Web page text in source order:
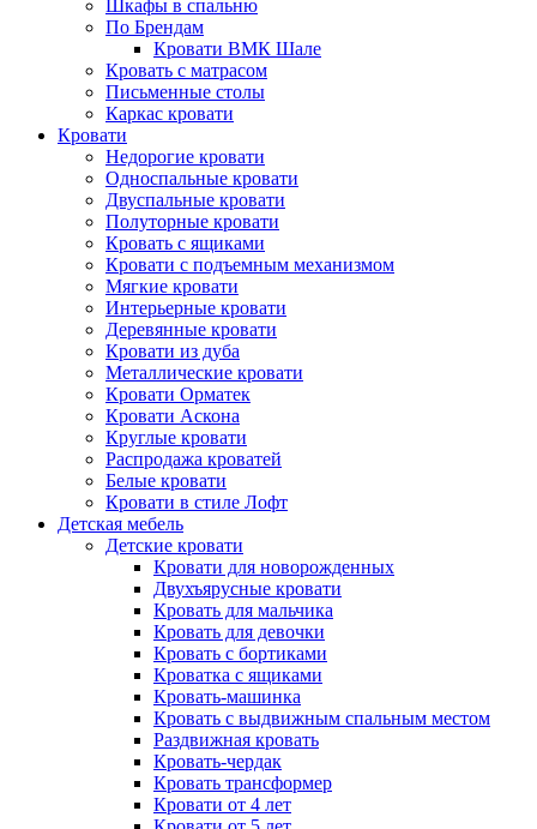
Шкафы в спальню
По Брендам
Кровати ВМК Шале
Кровать с матрасом
Письменные столы
Каркас кровати
Кровати
Недорогие кровати
Односпальные кровати
Двуспальные кровати
Полуторные кровати
Кровать с ящиками
Кровати с подъемным механизмом
Мягкие кровати
Интерьерные кровати
Деревянные кровати
Кровати из дуба
Металлические кровати
Кровати Орматек
Кровати Аскона
Круглые кровати
Распродажа кроватей
Белые кровати
Кровати в стиле Лофт
Детская мебель
Детские кровати
Кровати для новорожденных
Двухъярусные кровати
Кровать для мальчика
Кровать для девочки
Кровать с бортиками
Кроватка с ящиками
Кровать-машинка
Кровать с выдвижным спальным местом
Раздвижная кровать
Кровать-чердак
Кровать трансформер
Кровати от 4 лет